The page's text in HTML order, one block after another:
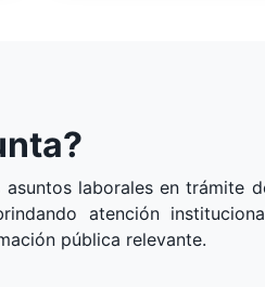
laborales en trámite
atención
pública relevante.